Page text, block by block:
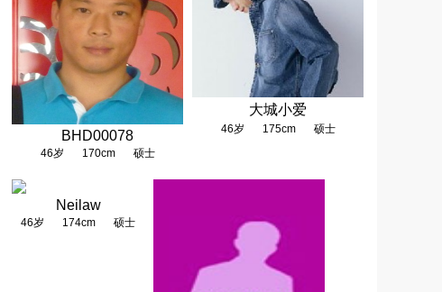
BHD00078
46岁 170cm 硕士
大城小爱
46岁 175cm 硕士
Neilaw
46岁 174cm 硕士